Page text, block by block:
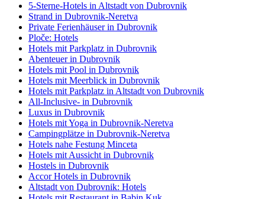
5-Sterne-Hotels in Altstadt von Dubrovnik
Strand in Dubrovnik-Neretva
Private Ferienhäuser in Dubrovnik
Ploče: Hotels
Hotels mit Parkplatz in Dubrovnik
Abenteuer in Dubrovnik
Hotels mit Pool in Dubrovnik
Hotels mit Meerblick in Dubrovnik
Hotels mit Parkplatz in Altstadt von Dubrovnik
All-Inclusive- in Dubrovnik
Luxus in Dubrovnik
Hotels mit Yoga in Dubrovnik-Neretva
Campingplätze in Dubrovnik-Neretva
Hotels nahe Festung Minceta
Hotels mit Aussicht in Dubrovnik
Hostels in Dubrovnik
Accor Hotels in Dubrovnik
Altstadt von Dubrovnik: Hotels